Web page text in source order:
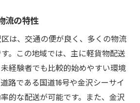
流の特性
は、交通の便が良く、多くの物流
。この地域では、主に軽貨物配送
経験者でも比較的始めやすい環境
路である国道16号や金沢シーサイ
的な配送が可能です。また、金沢